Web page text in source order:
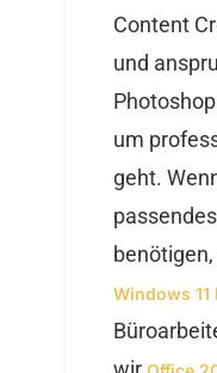
Content
und
um
geht.
Windows